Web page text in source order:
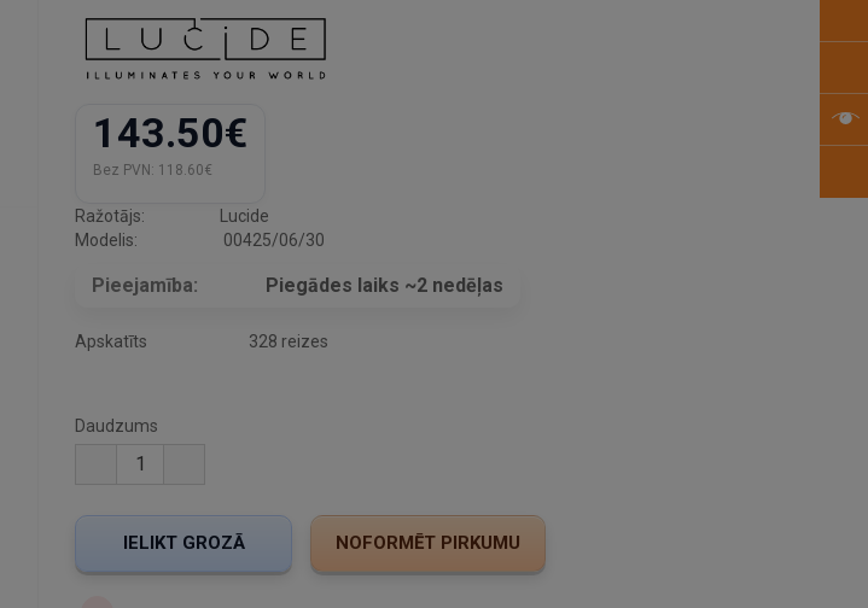
143.50€
Bez PVN: 118.60€
Ražotājs:
Lucide
Modelis:
00425/06/30
Pieejamība: Piegādes laiks ~2 nedēļas
Apskatīts 328 reizes
Daudzums